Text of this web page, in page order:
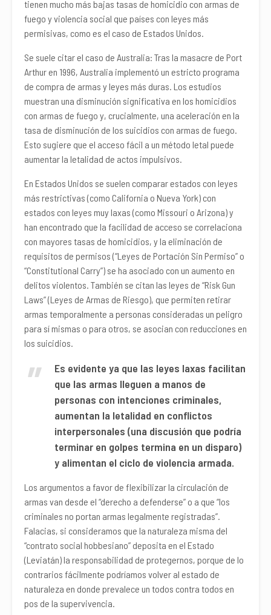
tienen mucho más bajas tasas de homicidio con armas de
fuego y violencia social que países con leyes más
permisivas, como es el caso de Estados Unidos.
Se suele citar el caso de Australia: Tras la masacre de Port
Arthur en 1996, Australia implementó un estricto programa
de compra de armas y leyes más duras. Los estudios
muestran una disminución significativa en los homicidios
con armas de fuego y, crucialmente, una aceleración en la
tasa de disminución de los suicidios con armas de fuego.
Esto sugiere que el acceso fácil a un método letal puede
aumentar la letalidad de actos impulsivos.
En Estados Unidos se suelen comparar estados con leyes
más restrictivas (como California o Nueva York) con
estados con leyes muy laxas (como Missouri o Arizona) y
han encontrado que la facilidad de acceso se correlaciona
con mayores tasas de homicidios, y la eliminación de
requisitos de permisos (“Leyes de Portación Sin Permiso” o
“Constitutional Carry”) se ha asociado con un aumento en
delitos violentos. También se citan las leyes de “Risk Gun
Laws” (Leyes de Armas de Riesgo), que permiten retirar
armas temporalmente a personas consideradas un peligro
para sí mismas o para otros, se asocian con reducciones en
los suicidios.
Es evidente ya que las leyes laxas facilitan
que las armas lleguen a manos de
personas con intenciones criminales,
aumentan la letalidad en conflictos
interpersonales (una discusión que podría
terminar en golpes termina en un disparo)
y alimentan el ciclo de violencia armada.
Los argumentos a favor de flexibilizar la circulación de
armas van desde el “derecho a defenderse” o a que “los
criminales no portan armas legalmente registradas”.
Falacias, si consideramos que la naturaleza misma del
“contrato social hobbesiano” deposita en el Estado
(Leviatán) la responsabilidad de protegernos, porque de lo
contrarios fácilmente podríamos volver al estado de
naturaleza en donde prevalece un todos contra todos en
pos de la supervivencia.